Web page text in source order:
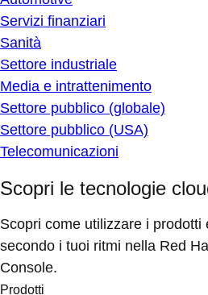
Servizi finanziari
Sanità
Settore industriale
Media e intrattenimento
Settore pubblico (globale)
Settore pubblico (USA)
Telecomunicazioni
Scopri le tecnologie
Scopri come utilizzare i prodotti
secondo i tuoi ritmi nella Red
Console.
Prodotti